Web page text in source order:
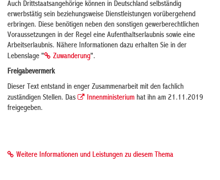
Auch Drittstaatsangehörige können in Deutschland selbständig
erwerbstätig sein beziehungsweise Dienstleistungen vorübergehend
erbringen. Diese benötigen neben den sonstigen gewerberechtlichen
Voraussetzungen in der Regel eine Aufenthaltserlaubnis sowie eine
Arbeitserlaubnis. Nähere Informationen dazu erhalten Sie in der
Lebenslage "
Zuwanderung".
Freigabevermerk
Dieser Text entstand in enger Zusammenarbeit mit den fachlich
zuständigen Stellen. Das
Innenministerium hat ihn am 21.11.2019
freigegeben.
Weitere Informationen und Leistungen zu diesem Thema